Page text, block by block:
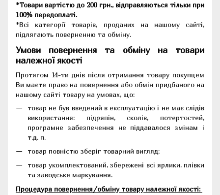
*Товари вартістю до 200 грн., відправляються тільки при
100% передоплаті.
*Всі категорії товарів, проданих на нашому сайті,
підлягають поверненню та обміну.
Умови повернення та обміну на товари
належної якості
Протягом 14-ти днів після отримання товару покупцем
Ви маєте право на повернення або обмін придбаного на
нашому сайті товару на умовах, що:
товар не був введений в експлуатацію і не має слідів
використання: підряпін, сколів, потертостей,
програмне забезпечення не піддавалося змінам і
т.д. п.
товар повністю зберіг товарний вигляд;
товар укомплектований, збережені всі ярлики, плівки
та заводське маркування.
Процедура повернення/обміну товару належної якості: